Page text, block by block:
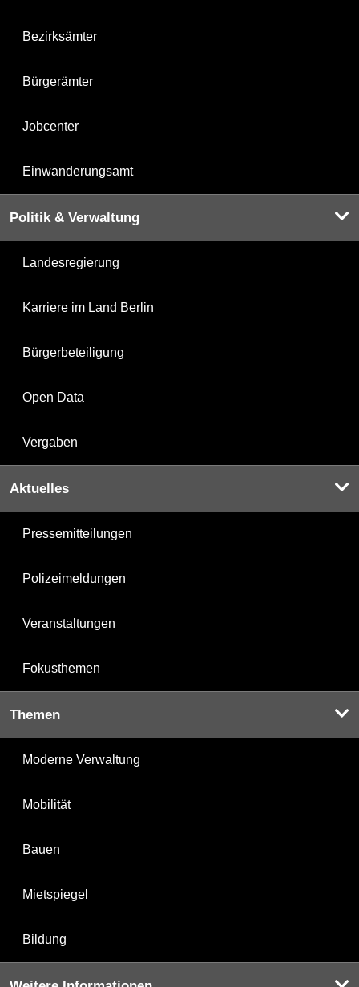
Bezirksämter
Bürgerämter
Jobcenter
Einwanderungsamt
Politik & Verwaltung
Landesregierung
Karriere im Land Berlin
Bürgerbeteiligung
Open Data
Vergaben
Aktuelles
Pressemitteilungen
Polizeimeldungen
Veranstaltungen
Fokusthemen
Themen
Moderne Verwaltung
Mobilität
Bauen
Mietspiegel
Bildung